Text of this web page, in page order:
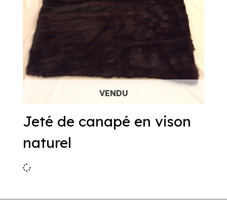
Jeté de canapé en vison
naturel